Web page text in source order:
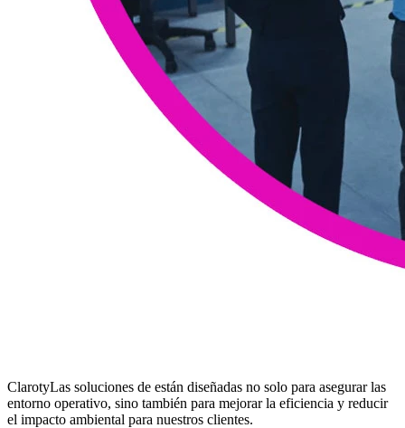
ClarotyLas soluciones de están diseñadas no solo para asegurar las
entorno operativo, sino también para mejorar la eficiencia y reducir
el impacto ambiental para nuestros clientes.